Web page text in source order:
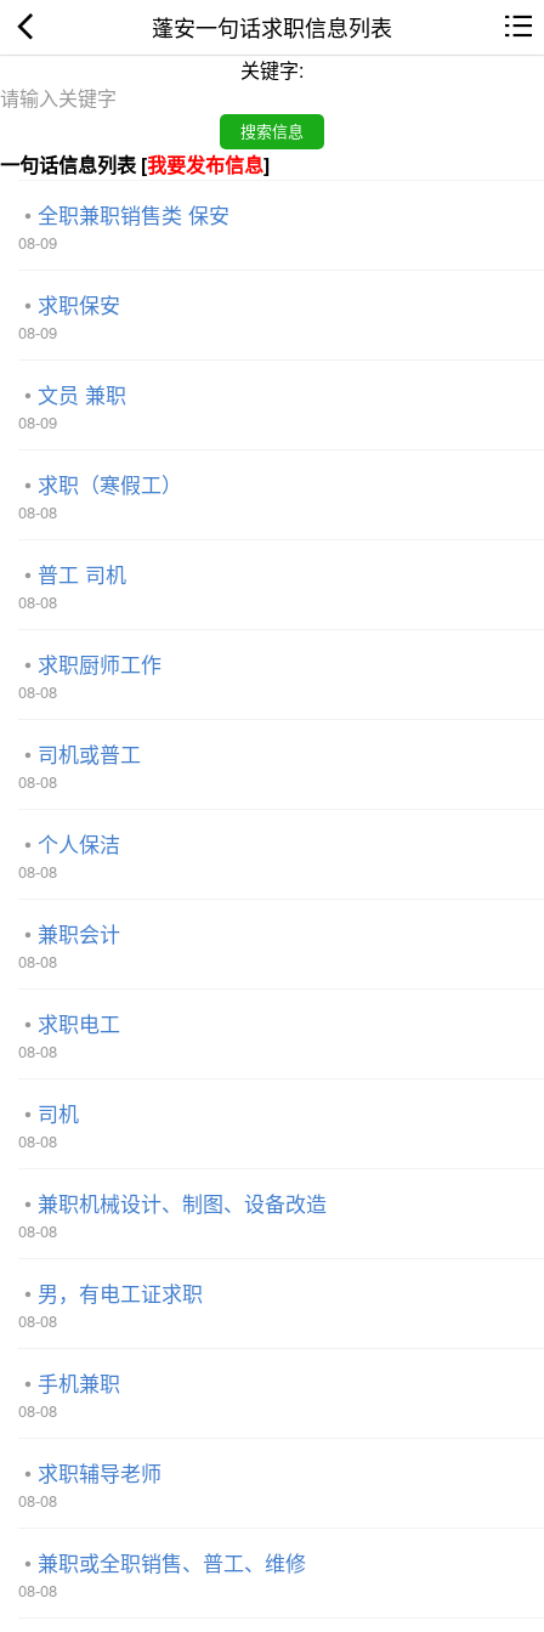
蓬安一句话求职信息列表
关键字:
一句话信息列表 [我要发布信息]
全职兼职销售类 保安
08-09
求职保安
08-09
文员 兼职
08-09
求职（寒假工）
08-08
普工 司机
08-08
求职厨师工作
08-08
司机或普工
08-08
个人保洁
08-08
兼职会计
08-08
求职电工
08-08
司机
08-08
兼职机械设计、制图、设备改造
08-08
男，有电工证求职
08-08
手机兼职
08-08
求职辅导老师
08-08
兼职或全职销售、普工、维修
08-08